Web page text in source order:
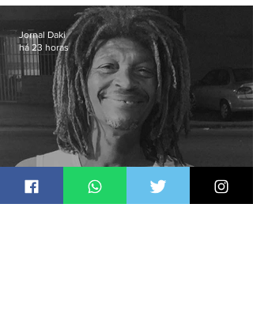
Iguaçu
Jornal Daki
há 23 horas